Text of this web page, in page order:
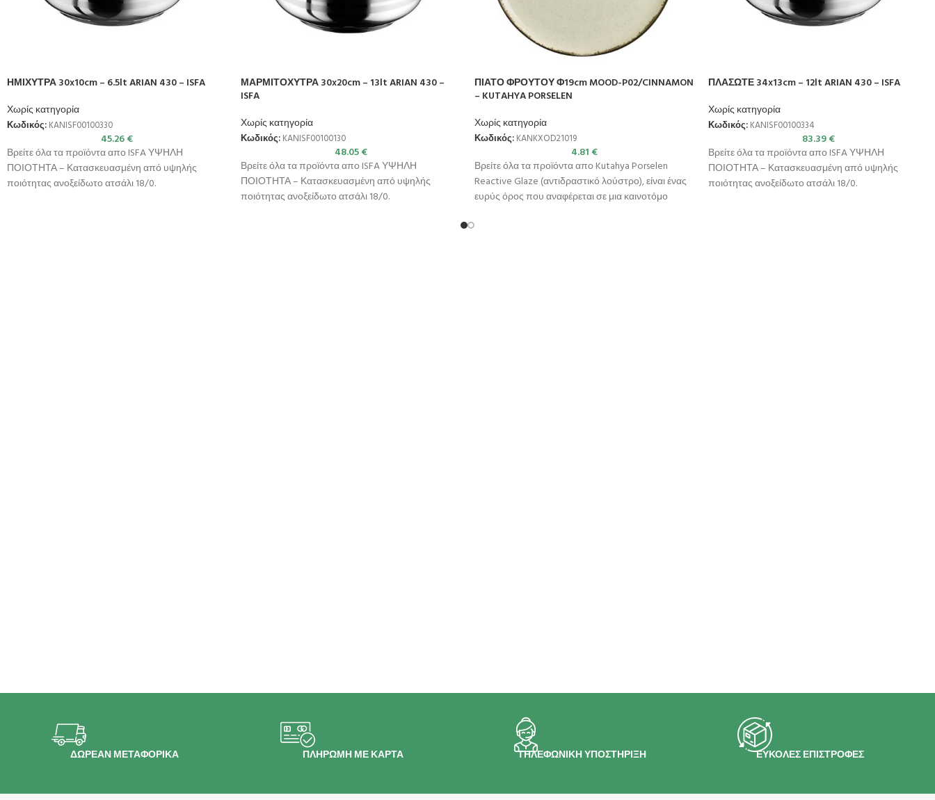
ΗΜΙΧΥΤΡΑ 30x10cm – 6.5lt ARIAN 430 – ISFA
Χωρίς κατηγορία
Κωδικός: KANISF00100330
45.26€
Βρείτε όλα τα προϊόντα απο ISFA ΥΨΗΛΗ
ΠΟΙΟΤΗΤΑ – Κατασκευασμένη από υψηλής
ποιότητας ανοξείδωτο ατσάλι 18/0.
ΜΑΡΜΙΤΟΧΥΤΡΑ 30x20cm – 13lt ARIAN 430 –
ISFA
Χωρίς κατηγορία
Κωδικός: KANISF00100130
48.05€
Βρείτε όλα τα προϊόντα απο ISFA ΥΨΗΛΗ
ΠΟΙΟΤΗΤΑ – Κατασκευασμένη από υψηλής
ποιότητας ανοξείδωτο ατσάλι 18/0.
ΠΙΑΤΟ ΦΡΟΥΤΟΥ Φ19cm MOOD-P02/CINNAMON
– KUTAHYA PORSELEN
Χωρίς κατηγορία
Κωδικός: KANKXOD21019
4.81 €
Βρείτε όλα τα προϊόντα απο Kutahya Porselen
Reactive Glaze (αντιδραστικό λούστρο), είναι ένας
ευρύς όρος που αναφέρεται σε μια καινοτόμο
ΠΛΑΣΩΤΕ 34x13cm – 12lt ARIAN 430 – ISFA
Χωρίς κατηγορία
Κωδικός: KANISF00100334
83.39€
Βρείτε όλα τα προϊόντα απο ISFA ΥΨΗΛΗ
ΠΟΙΟΤΗΤΑ – Κατασκευασμένη από υψηλής
ποιότητας ανοξείδωτο ατσάλι 18/0.
ΔΩΡΕΑΝ ΜΕΤΑΦΟΡΙΚΑ ΠΛΗΡΩΜΗ ΜΕ ΚΑΡΤΑ ΤΗΛΕΦΩΝΙΚΗ ΥΠΟΣΤΗΡΙΞΗ ΕΥΚΟΛΕΣ ΕΠΙΣΤΡΟΦΕΣ